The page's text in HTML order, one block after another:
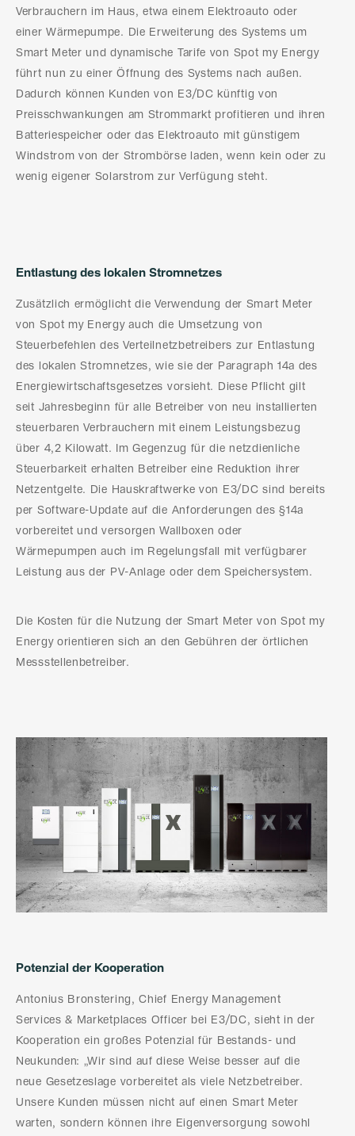
Verbrauchern im Haus, etwa einem Elektroauto oder
einer Wärmepumpe. Die Erweiterung des Systems um
Smart Meter und dynamische Tarife von Spot my Energy
führt nun zu einer Öffnung des Systems nach außen.
Dadurch können Kunden von E3/DC künftig von
Preisschwankungen am Strommarkt profitieren und ihren
Batteriespeicher oder das Elektroauto mit günstigem
Windstrom von der Strombörse laden, wenn kein oder zu
wenig eigener Solarstrom zur Verfügung steht.
Entlastung des lokalen Stromnetzes
Zusätzlich ermöglicht die Verwendung der Smart Meter
von Spot my Energy auch die Umsetzung von
Steuerbefehlen des Verteilnetzbetreibers zur Entlastung
des lokalen Stromnetzes, wie sie der Paragraph 14a des
Energiewirtschaftsgesetzes vorsieht. Diese Pflicht gilt
seit Jahresbeginn für alle Betreiber von neu installierten
steuerbaren Verbrauchern mit einem Leistungsbezug
über 4,2 Kilowatt. Im Gegenzug für die netzdienliche
Steuerbarkeit erhalten Betreiber eine Reduktion ihrer
Netzentgelte. Die Hauskraftwerke von E3/DC sind bereits
per Software-Update auf die Anforderungen des §14a
vorbereitet und versorgen Wallboxen oder
Wärmepumpen auch im Regelungsfall mit verfügbarer
Leistung aus der PV-Anlage oder dem Speichersystem.
Die Kosten für die Nutzung der Smart Meter von Spot my
Energy orientieren sich an den Gebühren der örtlichen
Messstellenbetreiber.
Potenzial der Kooperation
Antonius Bronstering, Chief Energy Management
Services & Marketplaces Officer bei E3/DC, sieht in der
Kooperation ein großes Potenzial für Bestands- und
Neukunden: „Wir sind auf diese Weise besser auf die
neue Gesetzeslage vorbereitet als viele Netzbetreiber.
Unsere Kunden müssen nicht auf einen Smart Meter
warten, sondern können ihre Eigenversorgung sowohl